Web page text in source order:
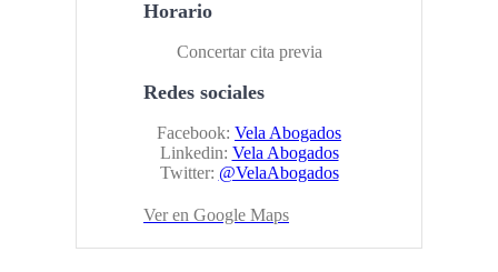
Horario
Concertar cita previa
Redes sociales
Facebook: Vela Abogados
Linkedin: Vela Abogados
Twitter: @VelaAbogados
Ver en Google Maps